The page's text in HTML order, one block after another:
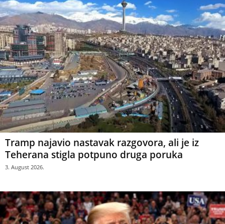
Tramp najavio nastavak razgovora, ali je iz
Teherana stigla potpuno druga poruka
3. August 2026.